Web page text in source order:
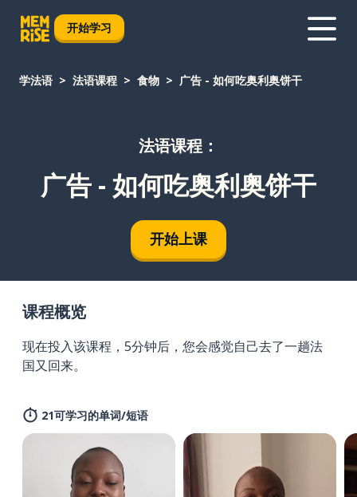
开始学习
学法语 法语课程 食物 广告 - 如何吃奥利奥饼干
法语课程：
广告 - 如何吃奥利奥饼干
开始上课
课程概览
现在投入该课程，5分钟后，您会感觉自己去了一趟法
国又回来。
21可学习的单词/短语